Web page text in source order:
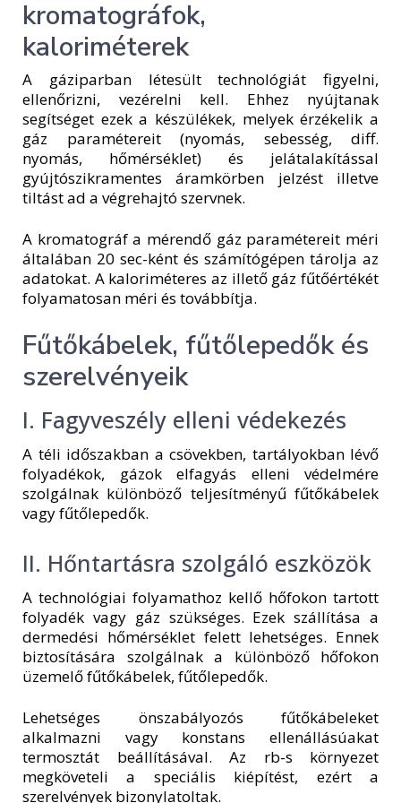
kromatográfok,
kaloriméterek
A gáziparban létesült technológiát figyelni,
ellenőrizni, vezérelni kell. Ehhez nyújtanak
segítséget ezek a készülékek, melyek érzékelik a
gáz paramétereit (nyomás, sebesség, diff.
nyomás, hőmérséklet) és jelátalakítással
gyújtószikramentes áramkörben jelzést illetve
tiltást ad a végrehajtó szervnek.
A kromatográf a mérendő gáz paramétereit méri
általában 20 sec-ként és számítógépen tárolja az
adatokat. A kaloriméteres az illető gáz fűtőértékét
folyamatosan méri és továbbítja.
Fűtőkábelek, fűtőlepedők és
szerelvényeik
I. Fagyveszély elleni védekezés
A téli időszakban a csövekben, tartályokban lévő
folyadékok, gázok elfagyás elleni védelmére
szolgálnak különböző teljesítményű fűtőkábelek
vagy fűtőlepedők.
II. Hőntartásra szolgáló eszközök
A technológiai folyamathoz kellő hőfokon tartott
folyadék vagy gáz szükséges. Ezek szállítása a
dermedési hőmérséklet felett lehetséges. Ennek
biztosítására szolgálnak a különböző hőfokon
üzemelő fűtőkábelek, fűtőlepedők.
Lehetséges önszabályozós fűtőkábeleket
alkalmazni vagy konstans ellenállásúakat
termosztát beállításával. Az rb-s környezet
megköveteli a speciális kiépítést, ezért a
szerelvények bizonylatoltak.